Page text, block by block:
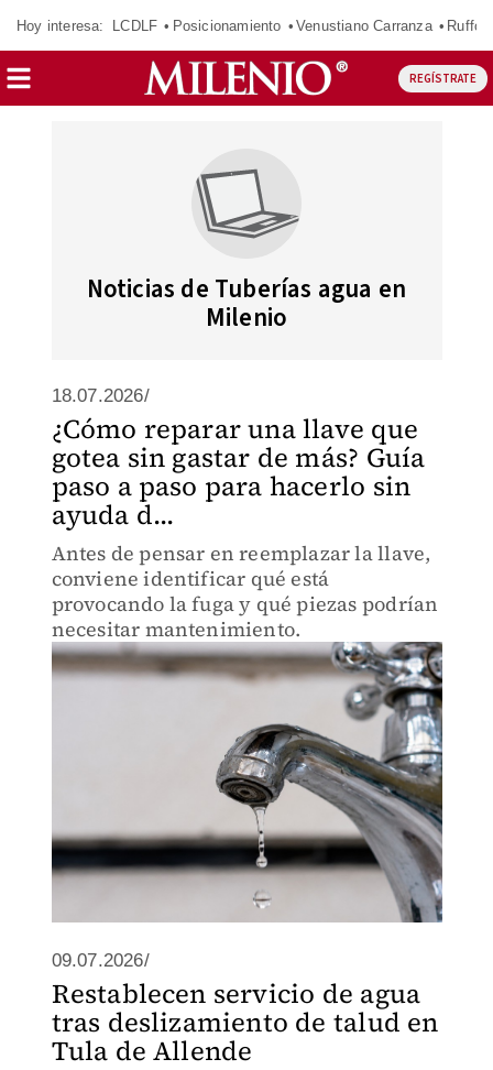
Hoy interesa: LCDLF Posicionamiento Venustiano Carranza Ruffo
REGÍSTRATE
Noticias de Tuberías agua en
Milenio
18.07.2026/
¿Cómo reparar una llave que
gotea sin gastar de más? Guía
paso a paso para hacerlo sin
ayuda d...
Antes de pensar en reemplazar la llave,
conviene identificar qué está
provocando la fuga y qué piezas podrían
necesitar mantenimiento.
09.07.2026/
Restablecen servicio de agua
tras deslizamiento de talud en
Tula de Allende